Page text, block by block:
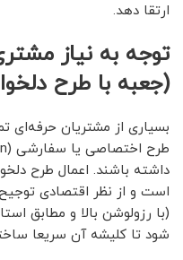
ارتقا دهد.
توجه به نیاز
(جعبه با طرح
بسیاری از مشتریان حرفه‌ای
داشته باشند. اعمال طرح
است و از نظر اقتصادی
(با رزولوشن بالا و مطابق
شود تا کلیشه آن سریعا